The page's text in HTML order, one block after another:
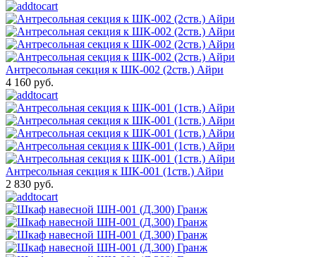
Антресольная секция к ШК-002 (2ств.) Айри
4 160 руб.
Антресольная секция к ШК-001 (1ств.) Айри
2 830 руб.